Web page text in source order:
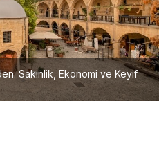
Sakinlik, Ekonomi ve Keyif